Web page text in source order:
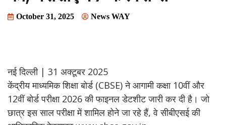
October 31, 2025 News WAY
नई दिल्ली | 31 अक्टूबर 2025
केंद्रीय माध्यमिक शिक्षा बोर्ड (CBSE) ने आगामी कक्षा 10वीं और
12वीं बोर्ड परीक्षा 2026 की फाइनल डेटशीट जारी कर दी है। जो
छात्र इस साल परीक्षा में शामिल होने जा रहे हैं, वे सीबीएसई की